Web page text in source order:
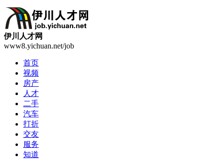
伊川人才网
www8.yichuan.net/job
首页
视频
房产
人才
二手
汽车
打折
交友
服务
知道